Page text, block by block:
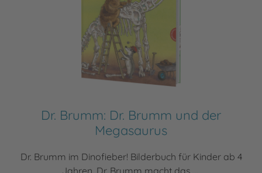
Dr. Brumm: Dr. Brumm und der
Megasaurus
Dr. Brumm im Dinofieber! Bilderbuch für Kinder ab 4